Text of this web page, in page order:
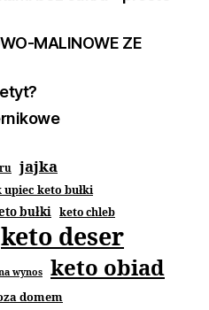
MALINOWE ZE
jajka
upiec keto bułki
bułki keto chleb
keto deser
wynos keto obiad
domem